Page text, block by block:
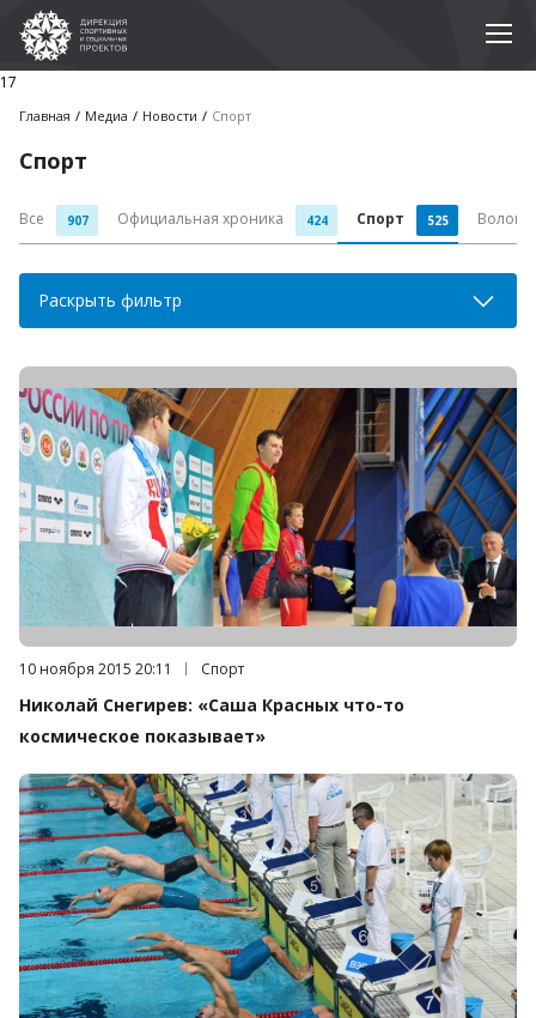
17
Главная Медиа Новости Спорт
Спорт
Все 907 Официальная хроника 424 Спорт 525
Раскрыть фильтр
Дата публикации:
10 ноября 2015 20:11 Категория:
Спорт
Николай Снегирев: «Саша Красных что-то
космическое показывает»